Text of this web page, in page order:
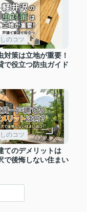
のコツ
対策は立地が重要！
で役立つ防虫ガイド
のコツ
てのデメリットは
で後悔しない住まい